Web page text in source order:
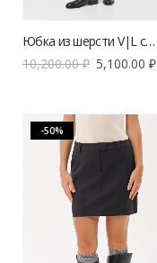
Юбка из шерсти V|L синяя
10,200.00₽ 5,100.00 ₽
-50%